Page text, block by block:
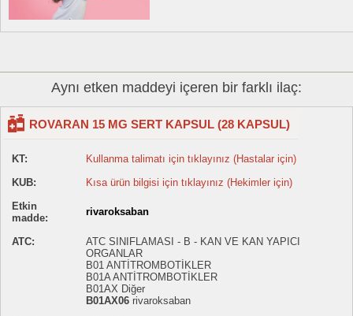
Aynı etken maddeyi içeren bir farklı ilaç:
ROVARAN 15 MG SERT KAPSUL (28 KAPSUL)
KT:
Kullanma talimatı için tıklayınız (Hastalar için)
KUB:
Kısa ürün bilgisi için tıklayınız (Hekimler için)
Etkin
madde:
rivaroksaban
ATC:
ATC SINIFLAMASI - B - KAN VE KAN YAPICI
ORGANLAR
B01 ANTİTROMBOTİKLER
B01A ANTİTROMBOTİKLER
B01AX Diğer
B01AX06 rivaroksaban